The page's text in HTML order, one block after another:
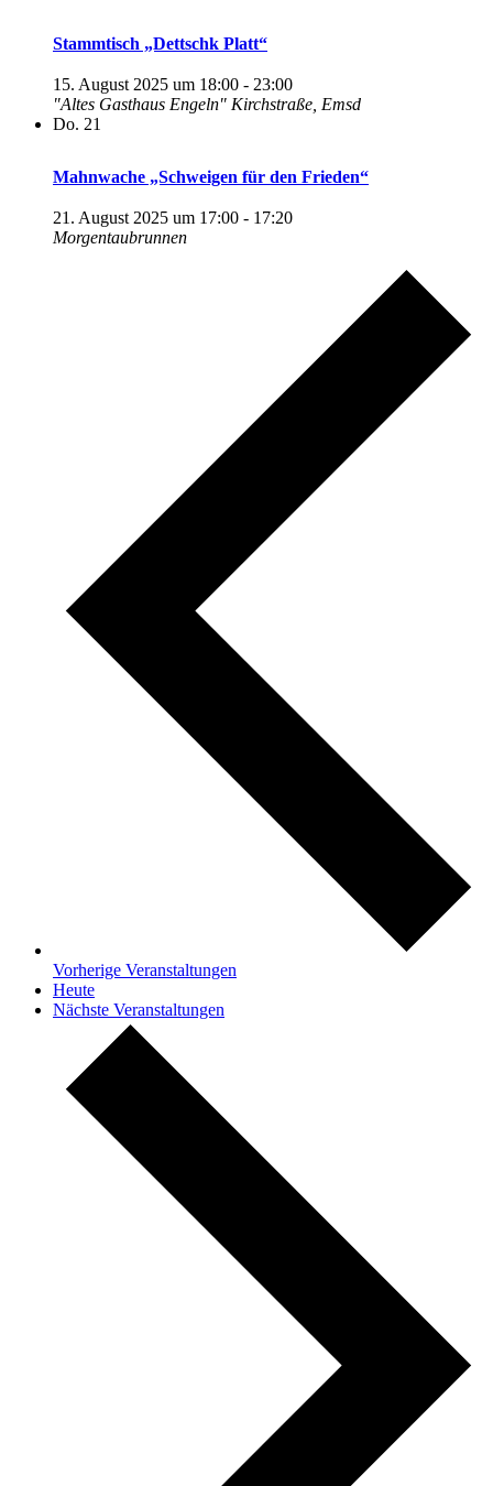
Stammtisch „Dettschk Platt“
15. August 2025 um 18:00 - 23:00
"Altes Gasthaus Engeln" Kirchstraße, Emsd
Do. 21
Mahnwache „Schweigen für den Frieden“
21. August 2025 um 17:00 - 17:20
Morgentaubrunnen
Vorherige Veranstaltungen
Heute
Nächste Veranstaltungen